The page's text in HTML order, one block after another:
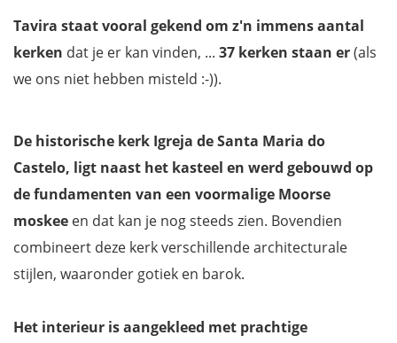
Tavira staat vooral gekend om z'n immens aantal
kerken dat je er kan vinden, ... 37 kerken staan er(als
we ons niet hebben misteld :-)).
De historische kerk Igreja de Santa Maria do
Castelo, ligt naast het kasteel en werd gebouwd op
de fundamenten van een voormalige Moorse
moskee en dat kan je nog steeds zien. Bovendien
combineert deze kerk verschillende architecturale
stijlen, waaronder gotiek en barok.
Het interieur is aangekleed met prachtige